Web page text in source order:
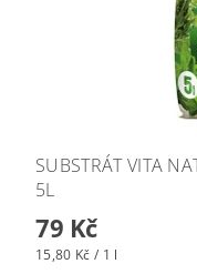
SUBSTRÁT VITA
5L
79 Kč
15,80 Kč / 1 l